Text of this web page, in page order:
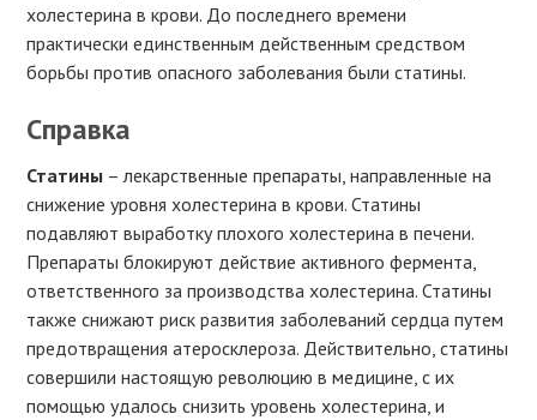
холестерина в крови. До последнего времени
практически единственным действенным средством
борьбы против опасного заболевания были статины.
Справка
Статины – лекарственные препараты, направленные на
снижение уровня холестерина в крови. Статины
подавляют выработку плохого холестерина в печени.
Препараты блокируют действие активного фермента,
ответственного за производства холестерина. Статины
также снижают риск развития заболеваний сердца путем
предотвращения атеросклероза. Действительно, статины
совершили настоящую революцию в медицине, с их
помощью удалось снизить уровень холестерина, и